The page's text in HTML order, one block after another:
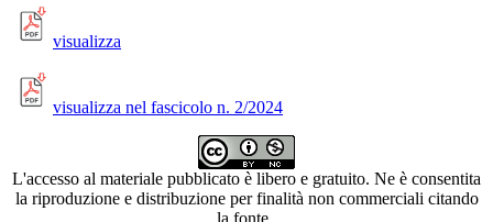
visualizza
visualizza nel fascicolo n. 2/2024
L'accesso al materiale pubblicato è libero e gratuito. Ne è consentita
la riproduzione e distribuzione per finalità non commerciali citando
la fonte.